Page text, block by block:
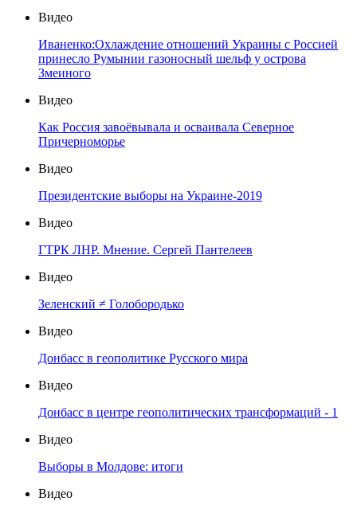
Видео
Иваненко:Охлаждение отношений Украины с Россией
принесло Румынии газоносный шельф у острова
Змеиного
Видео
Как Россия завоёвывала и осваивала Северное
Причерноморье
Видео
Президентские выборы на Украине-2019
Видео
ГТРК ЛНР. Мнение. Сергей Пантелеев
Видео
Зеленский ≠ Голобородько
Видео
Донбасс в геополитике Русского мира
Видео
Донбасс в центре геополитических трансформаций - 1
Видео
Выборы в Молдове: итоги
Видео